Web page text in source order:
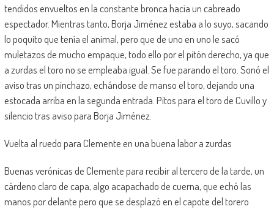
tendidos envueltos en la constante bronca hacía un cabreado
espectador. Mientras tanto, Borja Jiménez estaba a lo suyo, sacando
lo poquito que tenía el animal, pero que de uno en uno le sacó
muletazos de mucho empaque, todo ello por el pitón derecho, ya que
a zurdas el toro no se empleaba igual. Se fue parando el toro. Sonó el
aviso tras un pinchazo, echándose de manso el toro, dejando una
estocada arriba en la segunda entrada. Pitos para el toro de Cuvillo y
silencio tras aviso para Borja Jiménez.
Vuelta al ruedo para Clemente en una buena labor a zurdas
Buenas verónicas de Clemente para recibir al tercero de la tarde, un
cárdeno claro de capa, algo acapachado de cuerna, que echó las
manos por delante pero que se desplazó en el capote del torero